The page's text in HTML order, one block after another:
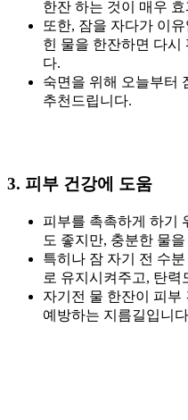
한잔 하는 것이 매우
또한, 잠을 자다가 이
힌 물을 한잔하면 다시
다.
숙면을 위해 오늘부터
추천드립니다.
3. 피부 건강에 도움
피부를 촉촉하게 하기
도 좋지만, 충분한 물
특히나 잠 자기 전 수
로 유지시켜주고, 탄력
자기전 물 한잔이 피부
예방하는 지름길입니